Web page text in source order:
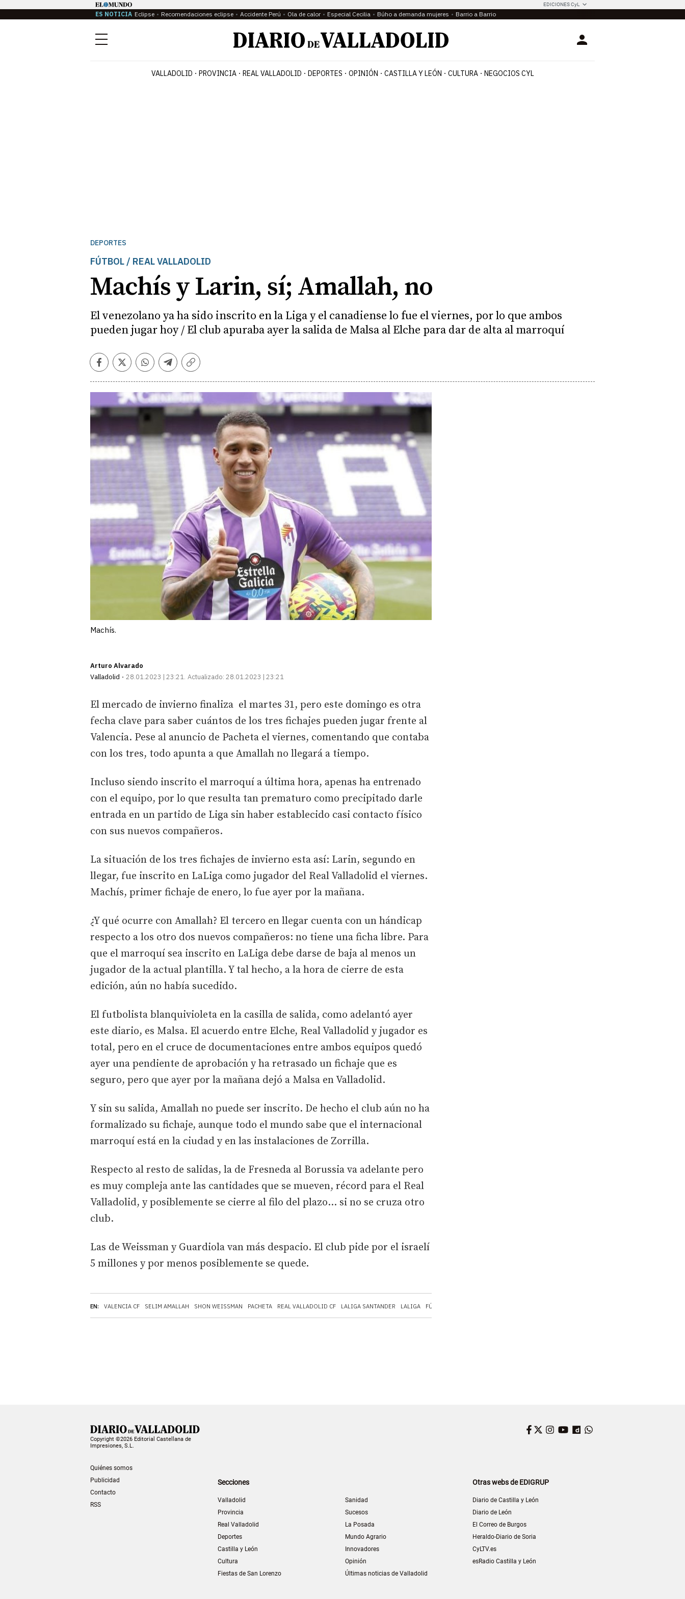
EDICIONES CyL
ES NOTICIA Eclipse Recomendaciones eclipse Accidente Perú Ola de calor Especial Cecilia Búho a demanda mujeres Barrio a Barrio
Menú Login
VALLADOLID PROVINCIA REAL VALLADOLID DEPORTES OPINIÓN CASTILLA Y LEÓN CULTURA NEGOCIOS CYL
DEPORTES
FÚTBOL / REAL VALLADOLID
Machís y Larin, sí; Amallah, no
El venezolano ya ha sido inscrito en la Liga y el canadiense lo fue el viernes, por lo que ambos
pueden jugar hoy / El club apuraba ayer la salida de Malsa al Elche para dar de alta al marroquí
Facebook
TwitterWhatsapp
Telegram
Copiar
Machís.
Arturo Alvarado
Valladolid
28.01.2023 | 23:21 Actualizado: 28.01.2023 | 23:21
EN: VALENCIA CF SELIM AMALLAH SHON WEISSMAN PACHETA REAL VALLADOLID CF LALIGA SANTANDER LALIGA FÚTBOL
El mercado de invierno finaliza el martes 31, pero este domingo es otra
fecha clave para saber cuántos de los tres fichajes pueden jugar frente al
Valencia. Pese al anuncio de Pacheta el viernes, comentando que contaba
con los tres, todo apunta a que Amallah no llegará a tiempo.
Incluso siendo inscrito el marroquí a última hora, apenas ha entrenado
con el equipo, por lo que resulta tan prematuro como precipitado darle
entrada en un partido de Liga sin haber establecido casi contacto físico
con sus nuevos compañeros.
La situación de los tres fichajes de invierno esta así: Larin, segundo en
llegar, fue inscrito en LaLiga como jugador del Real Valladolid el viernes.
Machís, primer fichaje de enero, lo fue ayer por la mañana.
¿Y qué ocurre con Amallah? El tercero en llegar cuenta con un hándicap
respecto a los otro dos nuevos compañeros: no tiene una ficha libre. Para
que el marroquí sea inscrito en LaLiga debe darse de baja al menos un
jugador de la actual plantilla. Y tal hecho, a la hora de cierre de esta
edición, aún no había sucedido.
El futbolista blanquivioleta en la casilla de salida, como adelantó ayer
este diario, es Malsa. El acuerdo entre Elche, Real Valladolid y jugador es
total, pero en el cruce de documentaciones entre ambos equipos quedó
ayer una pendiente de aprobación y ha retrasado un fichaje que es
seguro, pero que ayer por la mañana dejó a Malsa en Valladolid.
Y sin su salida, Amallah no puede ser inscrito. De hecho el club aún no ha
formalizado su fichaje, aunque todo el mundo sabe que el internacional
marroquí está en la ciudad y en las instalaciones de Zorrilla.
Respecto al resto de salidas, la de Fresneda al Borussia va adelante pero
es muy compleja ante las cantidades que se mueven, récord para el Real
Valladolid, y posiblemente se cierre al filo del plazo... si no se cruza otro
club.
Las de Weissman y Guardiola van más despacio. El club pide por el israelí
5 millones y por menos posiblemente se quede.
Copyright ©2026 Editorial Castellana de
Impresiones, S.L.
Quiénes somos
Publicidad
Contacto
RSS
Facebook
Twitter
Instagram
YouTube
Dailymotion
Secciones
Valladolid
Provincia
Real Valladolid
Deportes
Castilla y León
Cultura
Fiestas de San Lorenzo
Sanidad
Sucesos
La Posada
Mundo Agrario
Innovadores
Opinión
Últimas noticias de Valladolid
Otras webs de EDIGRUP
Diario de Castilla y León
Diario de León
El Correo de Burgos
Heraldo-Diario de Soria
CyLTV.es
esRadio Castilla y León